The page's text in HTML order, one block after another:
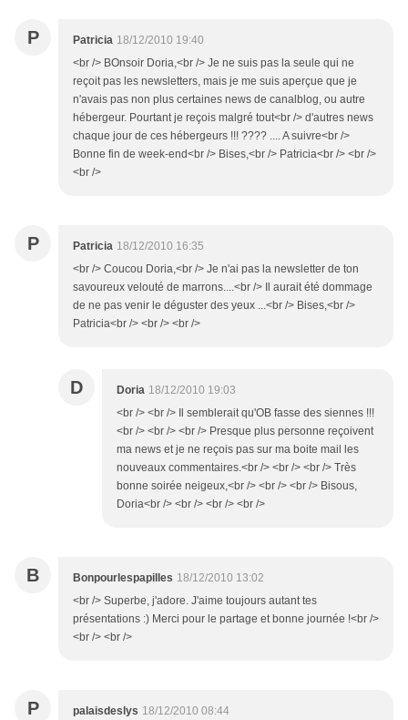
P Patricia 18/12/2010 19:40
<br /> BOnsoir Doria,<br /> Je ne suis pas la seule qui ne
reçoit pas les newsletters, mais je me suis aperçue que je
n'avais pas non plus certaines news de canalblog, ou autre
hébergeur. Pourtant je reçois malgré tout<br /> d'autres news
chaque jour de ces hébergeurs !!! ???? .... A suivre<br />
Bonne fin de week-end<br /> Bises,<br /> Patricia<br /> <br />
<br />
P Patricia 18/12/2010 16:35
<br /> Coucou Doria,<br /> Je n'ai pas la newsletter de ton
savoureux velouté de marrons....<br /> Il aurait été dommage
de ne pas venir le déguster des yeux ...<br /> Bises,<br />
Patricia<br /> <br /> <br />
D Doria 18/12/2010 19:03
<br /> <br /> Il semblerait qu'OB fasse des siennes !!!
<br /> <br /> <br /> Presque plus personne reçoivent
ma news et je ne reçois pas sur ma boite mail les
nouveaux commentaires.<br /> <br /> <br /> Très
bonne soirée neigeux,<br /> <br /> <br /> Bisous,
Doria<br /> <br /> <br /> <br />
B Bonpourlespapilles 18/12/2010 13:02
<br /> Superbe, j'adore. J'aime toujours autant tes
présentations :) Merci pour le partage et bonne journée !<br />
<br /> <br />
P palaisdeslys 18/12/2010 08:44